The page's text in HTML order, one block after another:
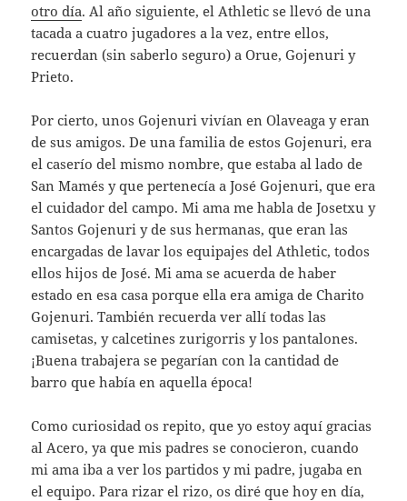
otro día. Al año siguiente, el Athletic se llevó de una
tacada a cuatro jugadores a la vez, entre ellos,
recuerdan (sin saberlo seguro) a Orue, Gojenuri y
Prieto.
Por cierto, unos Gojenuri vivían en Olaveaga y eran
de sus amigos. De una familia de estos Gojenuri, era
el caserío del mismo nombre, que estaba al lado de
San Mamés y que pertenecía a José Gojenuri, que era
el cuidador del campo. Mi ama me habla de Josetxu y
Santos Gojenuri y de sus hermanas, que eran las
encargadas de lavar los equipajes del Athletic, todos
ellos hijos de José. Mi ama se acuerda de haber
estado en esa casa porque ella era amiga de Charito
Gojenuri. También recuerda ver allí todas las
camisetas, y calcetines zurigorris y los pantalones.
¡Buena trabajera se pegarían con la cantidad de
barro que había en aquella época!
Como curiosidad os repito, que yo estoy aquí gracias
al Acero, ya que mis padres se conocieron, cuando
mi ama iba a ver los partidos y mi padre, jugaba en
el equipo. Para rizar el rizo, os diré que hoy en día,